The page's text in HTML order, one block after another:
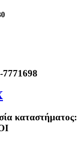
7771698
καταστήματος: